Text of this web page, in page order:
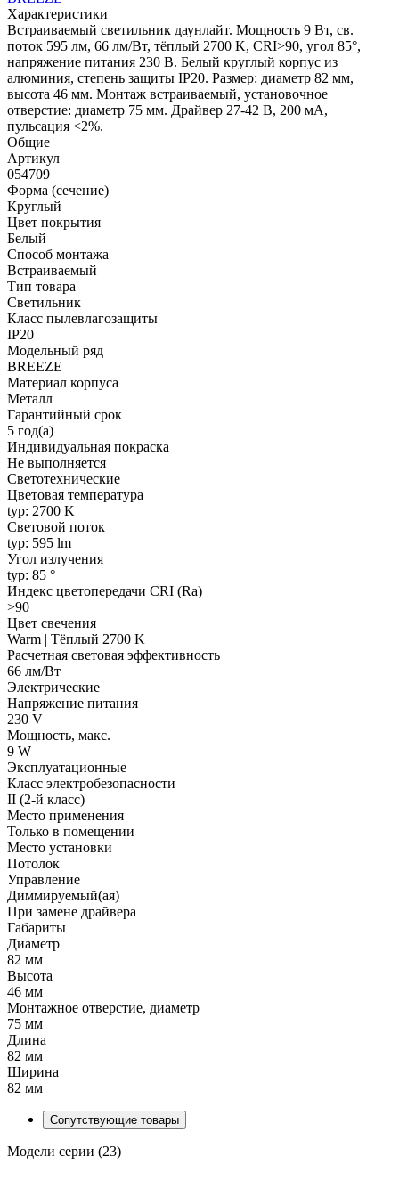
Характеристики
Встраиваемый светильник даунлайт. Мощность 9 Вт, св.
поток 595 лм, 66 лм/Вт, тёплый 2700 K, CRI>90, угол 85°,
напряжение питания 230 В. Белый круглый корпус из
алюминия, степень защиты IP20. Размер: диаметр 82 мм,
высота 46 мм. Монтаж встраиваемый, установочное
отверстие: диаметр 75 мм. Драйвер 27-42 В, 200 мА,
пульсация <2%.
Общие
Артикул
054709
Форма (сечение)
Круглый
Цвет покрытия
Белый
Способ монтажа
Встраиваемый
Тип товара
Светильник
Класс пылевлагозащиты
IP20
Модельный ряд
BREEZE
Материал корпуса
Металл
Гарантийный срок
5 год(а)
Индивидуальная покраска
Не выполняется
Светотехнические
Цветовая температура
typ: 2700 K
Световой поток
typ: 595 lm
Угол излучения
typ: 85 °
Индекс цветопередачи CRI (Ra)
>90
Цвет свечения
Warm | Тёплый 2700 K
Расчетная световая эффективность
66 лм/Вт
Электрические
Напряжение питания
230 V
Мощность, макс.
9 W
Эксплуатационные
Класс электробезопасности
II (2-й класс)
Место применения
Только в помещении
Место установки
Потолок
Управление
Диммируемый(ая)
При замене драйвера
Габариты
Диаметр
82 мм
Высота
46 мм
Монтажное отверстие, диаметр
75 мм
Длина
82 мм
Ширина
82 мм
Сопутствующие товары
Модели серии (23)